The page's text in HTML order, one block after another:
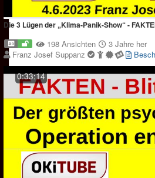
Die 3 Lügen der „Klima-Panik-Show“
198 Ansichten
3 Jahre her
Franz Josef Suppanz
0:33:14